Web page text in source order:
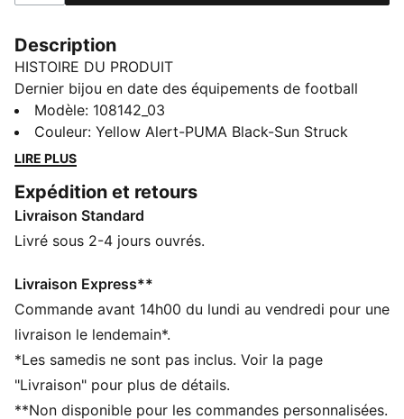
Description
HISTOIRE DU PRODUIT
Dernier bijou en date des équipements de football
signés PUMA, la FUTURE 8 PRO invite à exprimer sa
créativité sur le terrain. Ces chaussures sont dotées
d'une tige flexible, de la technologie GripControl pour
intérieure amovible NanoGrip. Avec ou sans lacets,
elles sont parfaites pour contrôler le jeu.
CARACTÉRISTIQUES + AVANTAGES
recyclés
DÉTAILS
Technologie GripControl pour une meilleure adhérence
bande de soutien sur le milieu du pied pour un
maintien parfaitement ajusté et une stabilité infaillible
La tige avec son fil extensible dans les quatre sens,
Modèle: 108142_03
Couleur: Yellow Alert-PUMA Black-Sun Struck
LIRE PLUS
Expédition et retours
Livraison Standard
Livré sous 2-4 jours ouvrés.
Livraison Express**
Commande avant 14h00 du lundi au vendredi pour une
livraison le lendemain*.
*Les samedis ne sont pas inclus. Voir la page
"Livraison" pour plus de détails.
**Non disponible pour les commandes personnalisées.